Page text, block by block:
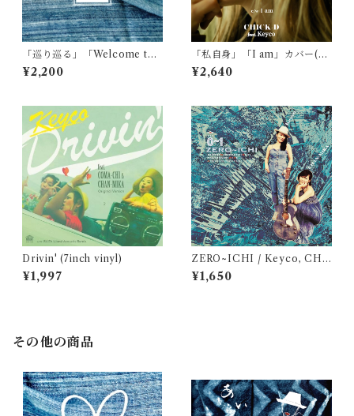
「巡り巡る」「Welcome to
my love」(7inch vinyl) spec
ial edition
¥2,200
「私自身」「I am」カバー(7i
nch vinyl)
¥2,640
Drivin' (7inch vinyl)
¥1,997
ZERO~ICHI / Keyco, CHA
N-MIKA (cd)
¥1,650
その他の商品